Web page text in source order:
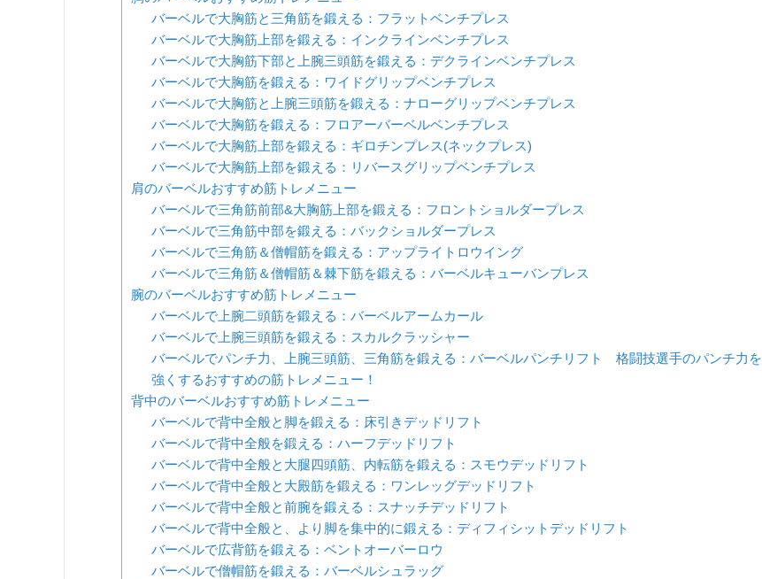
バーベルで大胸筋と三角筋を鍛える：フラットベンチプレス
バーベルで大胸筋上部を鍛える：インクラインベンチプレス
バーベルで大胸筋下部と上腕三頭筋を鍛える：デクラインベンチプレス
バーベルで大胸筋を鍛える：ワイドグリップベンチプレス
バーベルで大胸筋と上腕三頭筋を鍛える：ナローグリップベンチプレス
バーベルで大胸筋を鍛える：フロアーバーベルベンチプレス
バーベルで大胸筋上部を鍛える：ギロチンプレス(ネックプレス)
バーベルで大胸筋上部を鍛える：リバースグリップベンチプレス
肩のバーベルおすすめ筋トレメニュー
バーベルで三角筋前部&大胸筋上部を鍛える：フロントショルダープレス
バーベルで三角筋中部を鍛える：バックショルダープレス
バーベルで三角筋＆僧帽筋を鍛える：アップライトロウイング
バーベルで三角筋＆僧帽筋＆棘下筋を鍛える：バーベルキューバンプレス
腕のバーベルおすすめ筋トレメニュー
バーベルで上腕二頭筋を鍛える：バーベルアームカール
バーベルで上腕三頭筋を鍛える：スカルクラッシャー
バーベルでパンチ力、上腕三頭筋、三角筋を鍛える：バーベルパンチリフト 格闘技選手のパンチ力を
強くするおすすめの筋トレメニュー！
背中のバーベルおすすめ筋トレメニュー
バーベルで背中全般と脚を鍛える：床引きデッドリフト
バーベルで背中全般を鍛える：ハーフデッドリフト
バーベルで背中全般と大腿四頭筋、内転筋を鍛える：スモウデッドリフト
バーベルで背中全般と大殿筋を鍛える：ワンレッグデッドリフト
バーベルで背中全般と前腕を鍛える：スナッチデッドリフト
バーベルで背中全般と、より脚を集中的に鍛える：ディフィシットデッドリフト
バーベルで広背筋を鍛える：ベントオーバーロウ
バーベルで僧帽筋を鍛える：バーベルシュラッグ